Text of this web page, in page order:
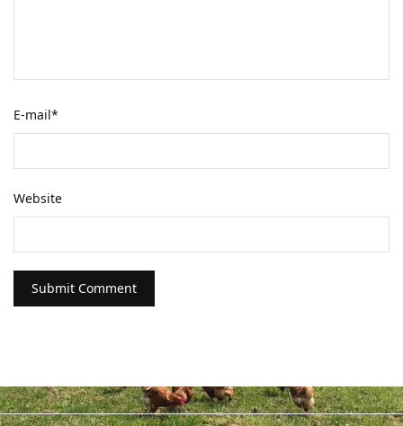
E-mail*
Website